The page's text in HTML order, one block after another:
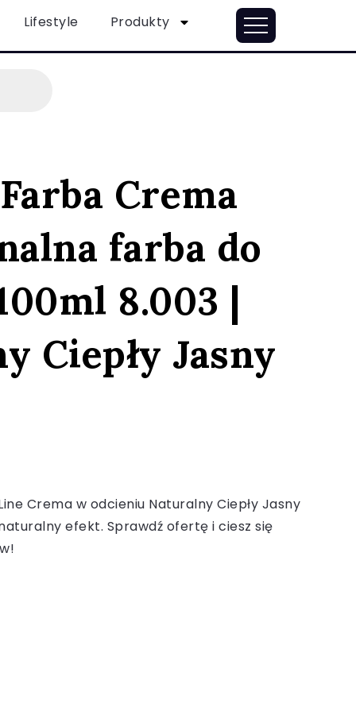
Lifestyle Produkty
Crema
farba do
8.003 |
Ciepły Jasny
Crema w odcieniu Naturalny Ciepły Jasny
efekt. Sprawdź ofertę i ciesz się